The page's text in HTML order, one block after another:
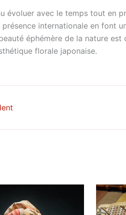
évoluer avec le temps tout en
internationale en font
éphémère de la nature
florale japonaise.